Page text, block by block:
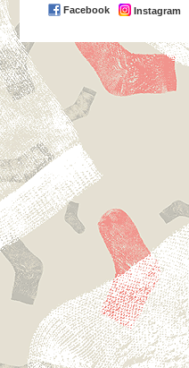
Facebook Instagram